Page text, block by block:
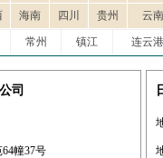
海南 四川 贵州 云南
常州 镇江 连云港
司
幢37号